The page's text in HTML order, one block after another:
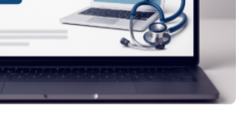
die Menschen keinen bewussten
Das eröffnet…